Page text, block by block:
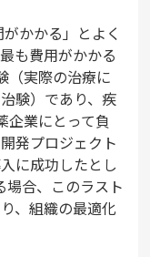
かかる」とよく
も費用がかかる
（実際の治療に
験）であり、疾
企業にとって負
発プロジェクト
に成功したとし
場合、このラスト
、組織の最適化